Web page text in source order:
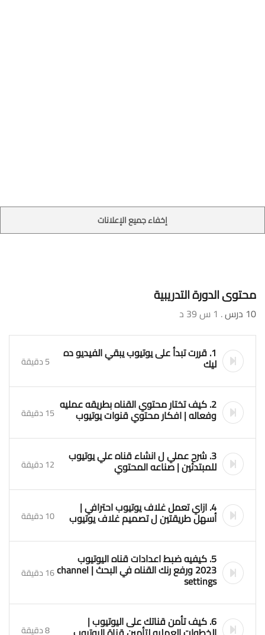
إخفاء جميع الإعلانات
محتوى الدورة التدريبية
10 درس . 1 س 39 د
1. قررت تبدأ على يوتيوب يبقي الفيديو ده
ليك 5 دقيقة
2. كيف تختار محتوي القناه بطريقه عمليه
وفعاله | افكار محتوي قنوات يوتيوب 15 دقيقة
3. شرح عملي ل انشاء قناه علي يوتيوب
للمبتدئين | صناعه المحتوي 12 دقيقة
4. ازاي تعمل غلاف يوتيوب احترافي |
أسهل طريقتين ل تصميم غلاف يوتيوب 10 دقيقة
5. كيفيه ضبط اعدادات قناه اليوتيوب
2023 ورفع رنك القناه في البحث | channel
settings 16 دقيقة
6. كيف تأمن قناتك على اليوتيوب | 8 دقيقة